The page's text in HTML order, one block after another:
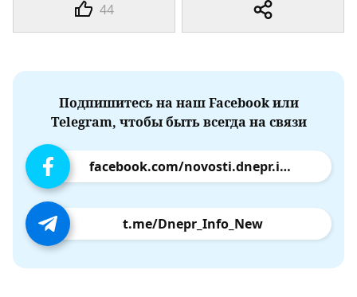
44
Подпишитесь на наш Facebook или
Telegram, чтобы быть всегда на связи
facebook.com/novosti.dnepr.info
t.me/Dnepr_Info_New